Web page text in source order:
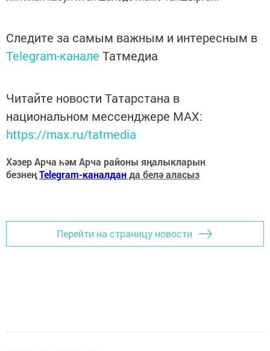
Следите за самым важным и интересным в
Telegram-канале Татмедиа
Читайте новости Татарстана в
национальном мессенджере MАХ:
https://max.ru/tatmedia
Хәзер Арча һәм Арча районы яңалыкларын
безнеңTelegram-каналданда белә аласыз
Перейти на страницу новости